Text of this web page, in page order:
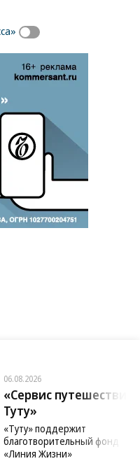
06.08.2026
«Сервис путешествий
Туту»
«Туту» поддержит
благотворительный фонд
«Линия Жизни»